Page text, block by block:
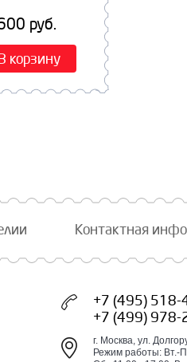
руб.
корзину
Контактная
+7 (495) 518-
+7 (499) 978-
г. Москва, ул.
Режим работы: Вт.-